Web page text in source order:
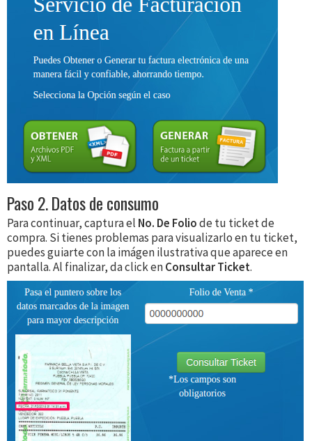
Paso 2. Datos de consumo
Para continuar, captura el No. De Foliode tu ticket de
compra. Si tienes problemas para visualizarlo en tu ticket,
puedes guiarte con la imágen ilustrativa que aparece en
pantalla. Al finalizar, da click enConsultar Ticket.